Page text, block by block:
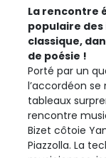
La rencontre
populaire
classique,
de poésie !
Porté par un
l’accordéon se
tableaux
rencontre
Bizet côtoie
Piazzolla. La